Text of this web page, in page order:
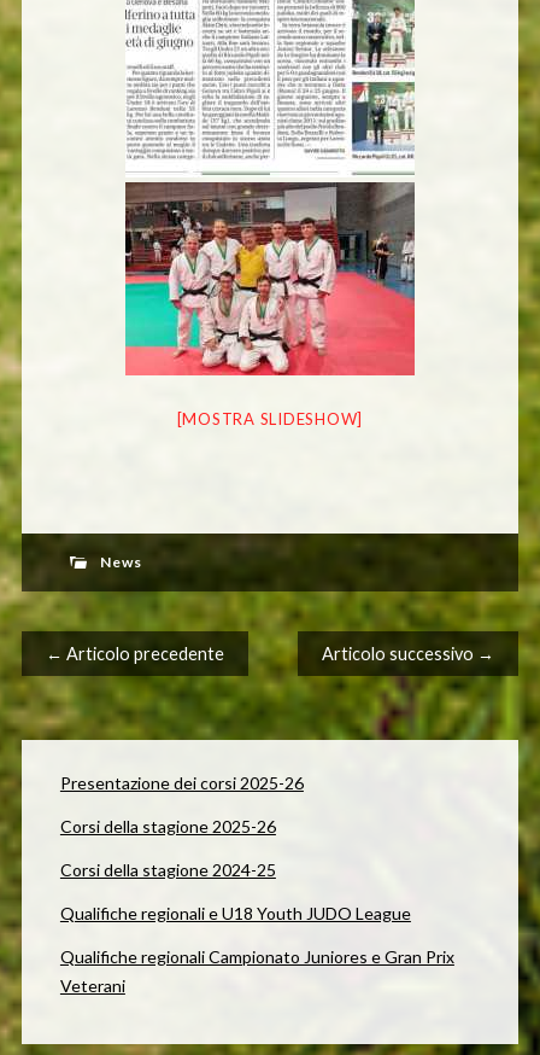
[MOSTRA SLIDESHOW]
News
Navigazione articolo
← Articolo precedente Articolo successivo →
Presentazione dei corsi 2025-26
Corsi della stagione 2025-26
Corsi della stagione 2024-25
Qualifiche regionali e U18 Youth JUDO League
Qualifiche regionali Campionato Juniores e Gran Prix
Veterani